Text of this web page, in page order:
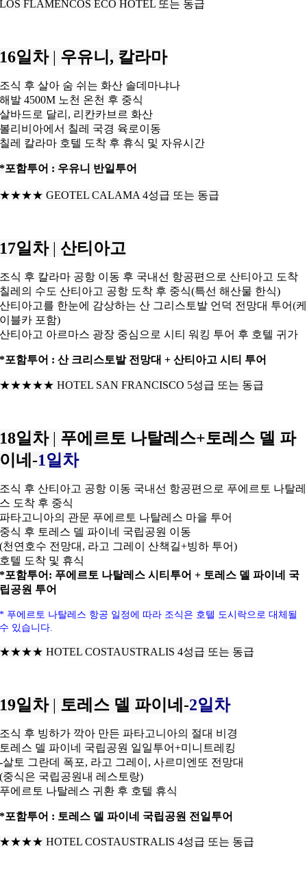
LOS FLAMENCOS ECO HOTEL 또는 동급
16일차 | 우유니, 칼라마
조식 후 살아 숨 쉬는 화산 솔데마냐나
해발 4500M 노천 온천 후 중식
살바드로 달리, 리칸카브르 화산
볼리비아에서 칠레 국경 육로이동
칠레 칼라마 호텔 도착 후 휴식 및 자유시간
*포함투어 : 우유니 반일투어
★★★★ GEOTEL CALAMA 4성급 또는 동급
17일차 | 산티아고
조식 후 칼라마 공항 이동 후 국내선 항공편으로 산티아고 도착
칠레의 수도 산티아고 공항 도착 후 중식(특선 해산물 한식)
산티아고를 한눈에 감상하는 산 그리스토발 언덕 전망대 투어(케
이블카 포함)
산티아고 아르마스 광장 중심으로 시티 워킹 투어 후 호텔 귀가
*포함투어 : 산 크리스토발 전망대 + 산티아고 시티 투어
★★★★★ HOTEL SAN FRANCISCO 5성급 또는 동급
18일차 | 푸에르토 나탈레스+토레스 델 파
이네-1일차
조식 후 산티아고 공항 이동 국내선 항공편으로 푸에르토 나탈레
스 도착 후 중식
파타고니아의 관문 푸에르토 나탈레스 마을 투어
중식 후 토레스 델 파이네 국립공원 이동
(천연호수 전망대, 라고 그레이 산책길+빙하 투어)
호텔 도착 및 휴식
*포함투어: 푸에르토 나탈레스 시티투어 + 토레스 델 파이네 국
립공원 투어
* 푸에르토 나탈레스 항공 일정에 따라 조식은 호텔 도시락으로 대체될
수 있습니다.
★★★★ HOTEL COSTAUSTRALIS 4성급 또는 동급
19일차 | 토레스 델 파이네-2일차
조식 후 빙하가 깍아 만든 파타고니아의 절대 비경
토레스 델 파이네 국립공원 일일투어+미니트레킹
-살토 그란데 폭포, 라고 그레이, 사르미엔또 전망대
(중식은 국립공원내 레스토랑)
푸에르토 나탈레스 귀환 후 호텔 휴식
*포함투어 : 토레스 델 파이네 국립공원 전일투어
★★★★HOTEL COSTAUSTRALIS 4성급 또는 동급